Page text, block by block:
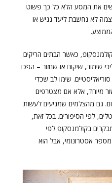
את המסע הלא כל כך פשוט
לא נחשבת ליעד נגיש או
כאשר הבתים הריקים
שימור, שיקום או שחזור – הפכו
שימו לב שכדי
מיוחד, אלא אם מצטרפים
גם מהצלמים שמגיעים לעשות
לפי הסיפורים. בכל זאת,
בקולמנסקופ לפי
זהו לא מספר אסטרונומי, אבל הוא